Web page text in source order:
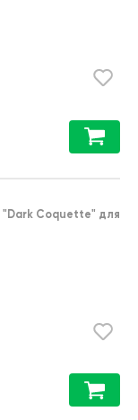
"Dark Coquette" для